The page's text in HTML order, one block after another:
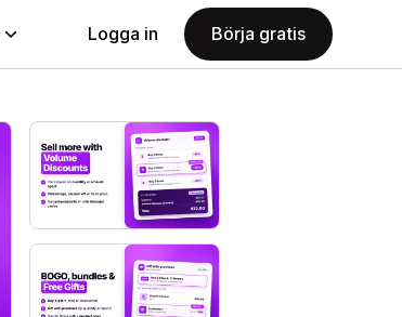
Logga in Börja gratis